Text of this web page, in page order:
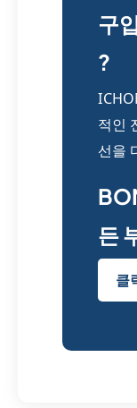
구
?
적인
선을
든
클